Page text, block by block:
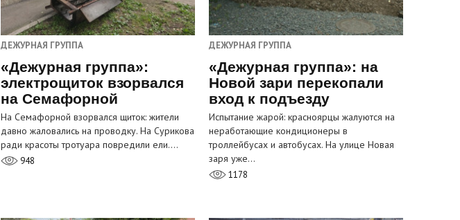
ДЕЖУРНАЯ ГРУППА
«Дежурная группа»:
электрощиток взорвался
на Семафорной
На Семафорной взорвался щиток: жители
давно жаловались на проводку. На Сурикова
ради красоты тротуара повредили ели.…
948
ДЕЖУРНАЯ ГРУППА
«Дежурная группа»: на
Новой зари перекопали
вход к подъезду
Испытание жарой: красноярцы жалуются на
неработающие кондиционеры в
троллейбусах и автобусах. На улице Новая
заря уже…
1178